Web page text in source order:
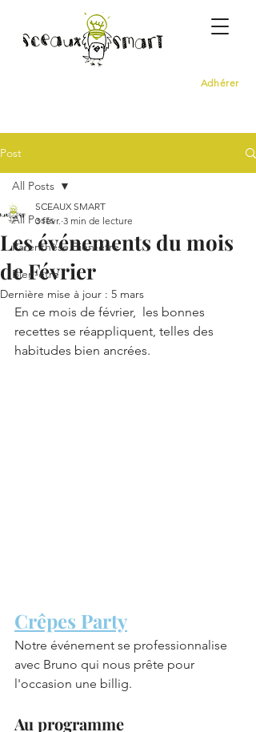
Adhérer
Post
All Posts
Parenthèse Bien-être
Bien-être
All Posts
Les événements du mois
de Février
SCEAUX SMART
3 févr. 3 min de lecture
Dernière mise à jour : 5 mars
En ce mois de février,  les bonnes
recettes se réappliquent, telles des
habitudes bien ancrées.
Crêpes Party
Notre événement se professionnalise
avec Bruno qui nous prête pour
l'occasion une billig.
Au programme